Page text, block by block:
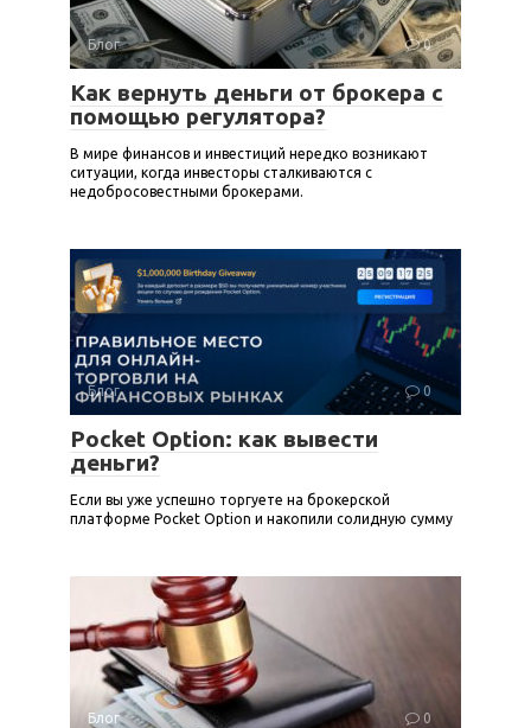
Блог 0
Как вернуть деньги от брокера с
помощью регулятора?
В мире финансов и инвестиций нередко возникают
ситуации, когда инвесторы сталкиваются с
недобросовестными брокерами.
Блог 0
Pocket Option: как вывести
деньги?
Если вы уже успешно торгуете на брокерской
платформе Pocket Option и накопили солидную сумму
Блог 0